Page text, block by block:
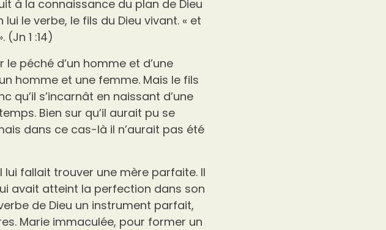
à la connaissance du plan de Dieu
le verbe, le fils du Dieu vivant. « et
1 :14)
péché d’un homme et d’une
homme et une femme. Mais le fils
qu’il s’incarnât en naissant d’une
Bien sur qu’il aurait pu se
dans ce cas-là il n’aurait pas été
fallait trouver une mère parfaite. Il
avait atteint la perfection dans son
de Dieu un instrument parfait,
Marie immaculée, pour former un